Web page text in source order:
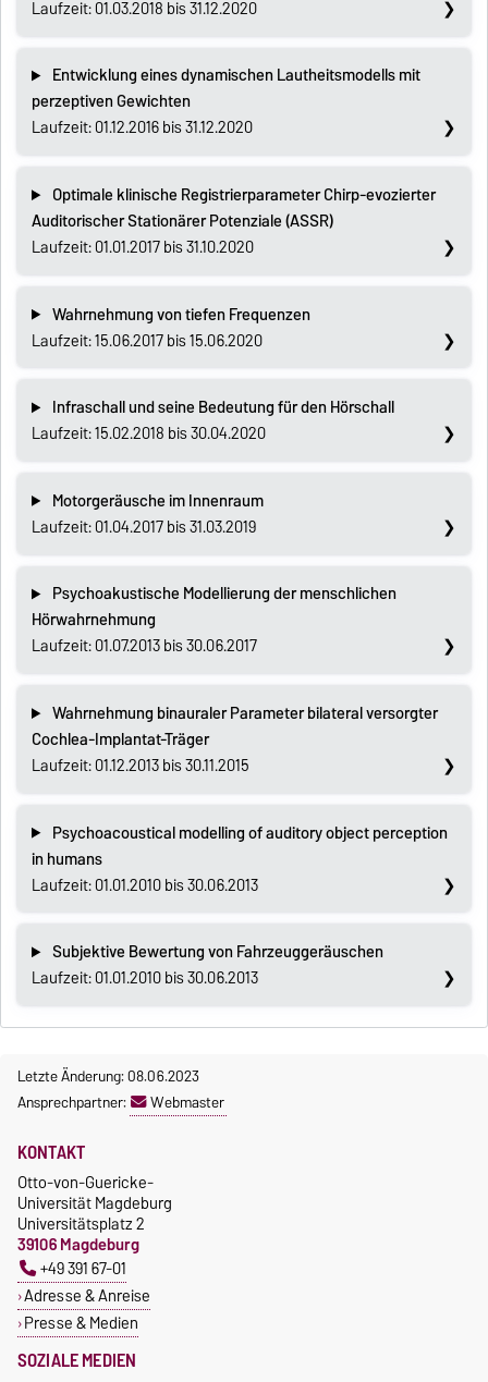
Laufzeit: 01.03.2018 bis 31.12.2020
Entwicklung eines dynamischen Lautheitsmodells mit
perzeptiven Gewichten
Laufzeit: 01.12.2016 bis 31.12.2020
Optimale klinische Registrierparameter Chirp-evozierter
Auditorischer Stationärer Potenziale (ASSR)
Laufzeit: 01.01.2017 bis 31.10.2020
Wahrnehmung von tiefen Frequenzen
Laufzeit: 15.06.2017 bis 15.06.2020
Infraschall und seine Bedeutung für den Hörschall
Laufzeit: 15.02.2018 bis 30.04.2020
Motorgeräusche im Innenraum
Laufzeit: 01.04.2017 bis 31.03.2019
Psychoakustische Modellierung der menschlichen
Hörwahrnehmung
Laufzeit: 01.07.2013 bis 30.06.2017
Wahrnehmung binauraler Parameter bilateral versorgter
Cochlea-Implantat-Träger
Laufzeit: 01.12.2013 bis 30.11.2015
Psychoacoustical modelling of auditory object perception
in humans
Laufzeit: 01.01.2010 bis 30.06.2013
Subjektive Bewertung von Fahrzeuggeräuschen
Laufzeit: 01.01.2010 bis 30.06.2013
Letzte Änderung: 08.06.2023
Ansprechpartner:
Webmaster
SOZIALE MEDIEN
KONTAKT
Otto-von-Guericke-
Universität Magdeburg
Universitätsplatz 2
39106 Magdeburg
+49 391 67-01
Adresse & Anreise
Presse & Medien